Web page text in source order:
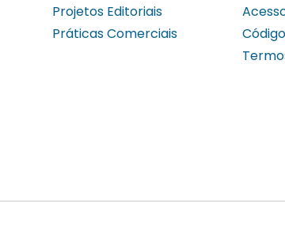
Projetos Editoriais
Práticas Comerciais